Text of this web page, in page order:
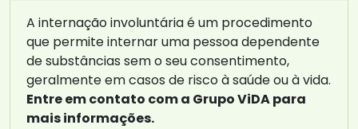
A internação involuntária é um procedimento
que permite internar uma pessoa dependente
de substâncias sem o seu consentimento,
geralmente em casos de risco à saúde ou à vida.
Entre em contato com a Grupo ViDA para
mais informações.